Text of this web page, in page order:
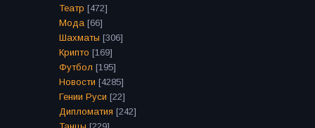
Театр [472]
Мода [66]
Шахматы [306]
Крипто [169]
Футбол [195]
Новости [4285]
Гении Руси [22]
Дипломатия [242]